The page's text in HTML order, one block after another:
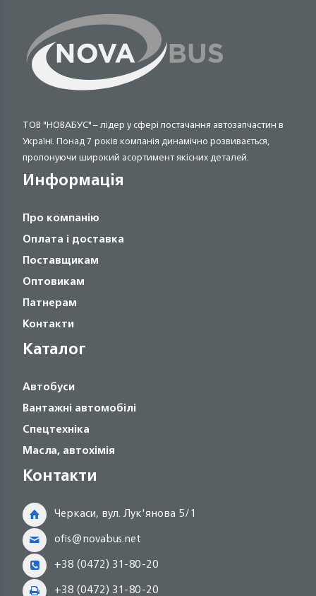
ТОВ "НОВАБУС" – лідер у сфері постачання автозапчастин в
Україні. Понад 7 років компанія динамічно розвивається,
пропонуючи широкий асортимент якісних деталей.
Информація
Про компанію
Оплата і доставка
Поставщикам
Оптовикам
Патнерам
Контакти
Каталог
Автобуси
Вантажні автомобілі
Спецтехніка
Масла, автохімія
Контакти
Черкаси, вул. Лук'янова 5/1
ofis@novabus.net
+38 (0472) 31-80-20
+38 (0472) 31-80-20